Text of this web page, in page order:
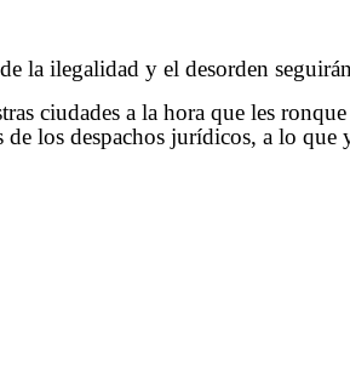
la ilegalidad y el desorden
ciudades a la hora que les
los despachos jurídicos, a lo que